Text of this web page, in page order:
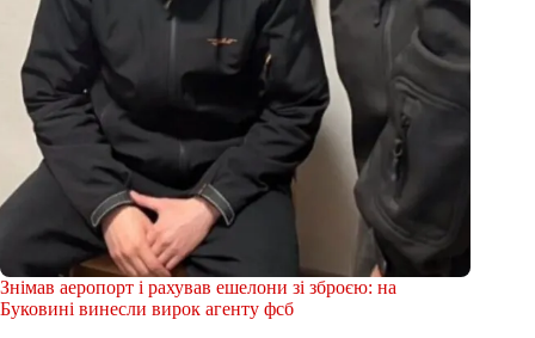
Знімав аеропорт і рахував ешелони зі зброєю: на
Буковині винесли вирок агенту фсб